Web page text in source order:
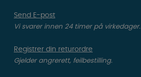
Send E-post
Vi svarer innen 24 timer på virkedager.
Registrer din returordre
Gjelder angrerett, feilbestilling.